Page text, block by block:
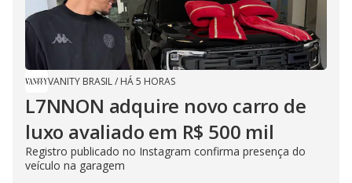
VANITY BRASIL/ HÁ 5 HORAS
L7NNON adquire novo carro de
luxo avaliado em R$ 500 mil
Registro publicado no Instagram confirma presença do
veículo na garagem